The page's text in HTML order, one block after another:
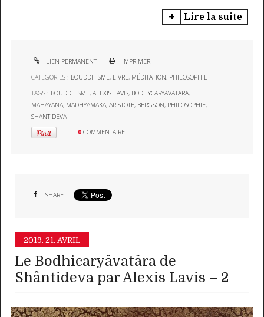
Lire la suite
LIEN PERMANENT
IMPRIMER
CATÉGORIES : BOUDDHISME, LIVRE, MÉDITATION, PHILOSOPHIE
TAGS : BOUDDHISME,ALEXIS LAVIS, BODHYCARYAVATARA,
MAHAYANA, MADHYAMAKA,ARISTOTE, BERGSON, PHILOSOPHIE,
SHANTIDEVA
0 COMMENTAIRE
SHARE
2019. 21. AVRIL
Le Bodhicaryâvatâra de
Shântideva par Alexis Lavis – 2